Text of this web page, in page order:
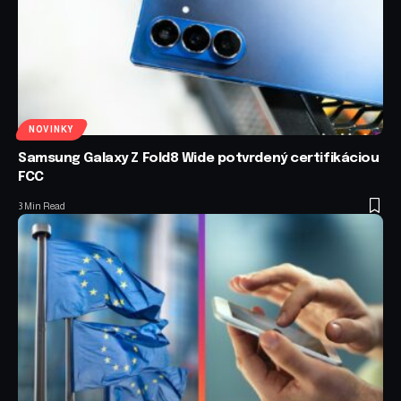
NOVINKY
Samsung Galaxy Z Fold8 Wide potvrdený certifikáciou
FCC
3 Min Read